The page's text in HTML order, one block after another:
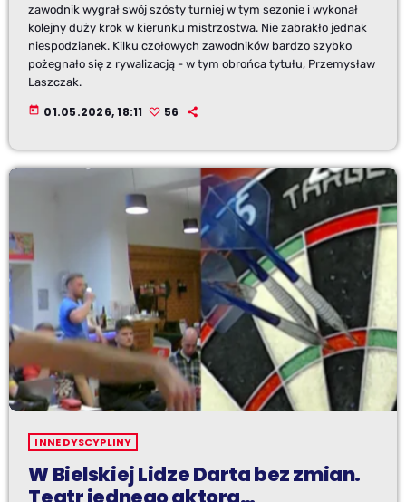
zawodnik wygrał swój szósty turniej w tym sezonie i wykonał
kolejny duży krok w kierunku mistrzostwa. Nie zabrakło jednak
niespodzianek. Kilku czołowych zawodników bardzo szybko
pożegnało się z rywalizacją - w tym obrońca tytułu, Przemysław
Laszczak.
today 01.05.2026, 18:11 56
INNE DYSCYPLINY
W Bielskiej Lidze Darta bez zmian.
Teatr jednego aktora…